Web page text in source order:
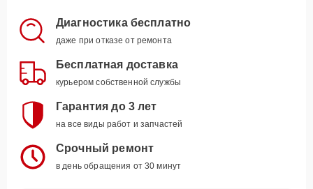
Диагностика бесплатно
даже при отказе от ремонта
Бесплатная доставка
курьером собственной службы
Гарантия до 3 лет
на все виды работ и запчастей
Срочный ремонт
в день обращения от 30 минут